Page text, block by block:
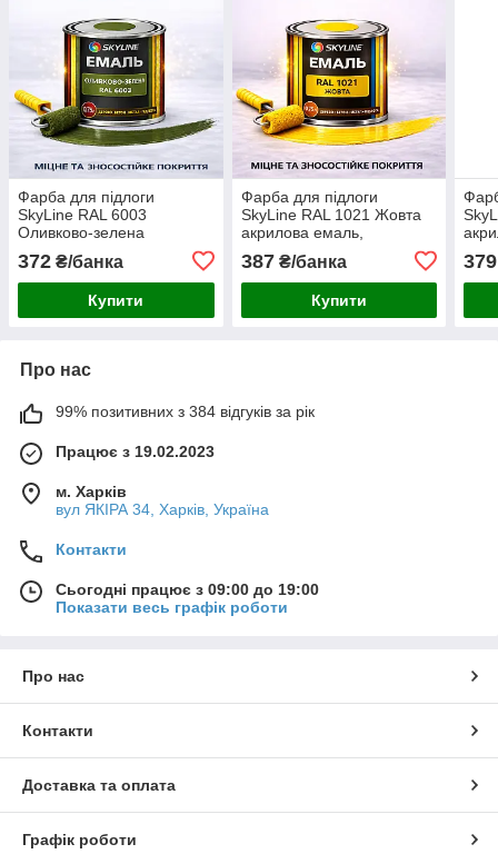
Фарба для підлоги
SkyLine RAL 6003
Оливково-зелена
зносостійка вологостійка
без запаху для дерева та
бетону 0.75 л
372 ₴/банка
Купити
Фарба для підлоги
SkyLine RAL 1021 Жовта
акрилова емаль,
зносостійка, вологостійка,
без запаху, для бетону та
дерева 0.75 л
387₴/банка
Купити
без
379
Про нас
99% позитивних з 384 відгуків за рік
Працює з 19.02.2023
м. Харків
вул ЯКІРА 34, Харків, Україна
Контакти
Сьогодні працює з 09:00 до 19:00
Показати весь графік роботи
Про нас
Контакти
Доставка та оплата
Графік роботи